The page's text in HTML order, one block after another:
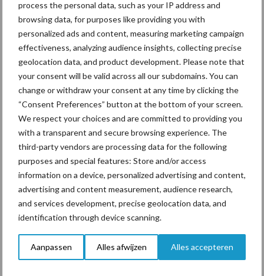
process the personal data, such as your IP address and
browsing data, for purposes like providing you with
personalized ads and content, measuring marketing campaign
effectiveness, analyzing audience insights, collecting precise
geolocation data, and product development. Please note that
your consent will be valid across all our subdomains. You can
change or withdraw your consent at any time by clicking the
“Consent Preferences” button at the bottom of your screen.
We respect your choices and are committed to providing you
with a transparent and secure browsing experience. The
third-party vendors are processing data for the following
purposes and special features: Store and/or access
information on a device, personalized advertising and content,
advertising and content measurement, audience research,
and services development, precise geolocation data, and
identification through device scanning.
Aanpassen Alles afwijzen Alles accepteren
+31 611 586 93 (Noord-Nederland)
+31 625 345 566 (Zuid-Nederland)
Of bezoek onze websitewww.smaxtec.com
voor meer
informatie.
Aanbevolen voor jou!
Machines en werktuigen
gewild doelwit criminelen
Grondstoffenmarkt blijft